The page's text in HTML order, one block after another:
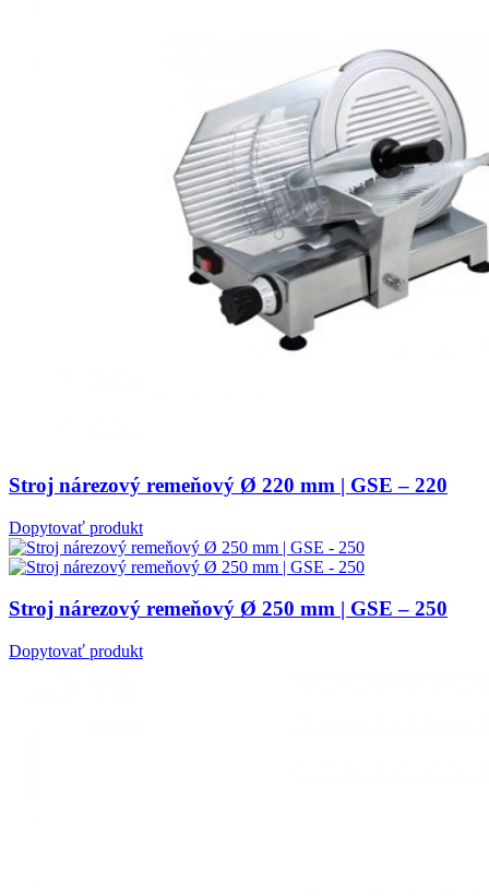
Stroj nárezový remeňový Ø 220 mm | GSE – 220
Dopytovať produkt
Stroj nárezový remeňový Ø 250 mm | GSE – 250
Dopytovať produkt